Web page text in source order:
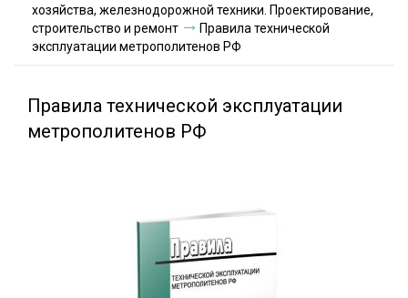
Контакты
хозяйства, железнодорожной техники. Проектирование,
строительство и ремонт
Правила технической
эксплуатации метрополитенов РФ
Правила технической эксплуатации
метрополитенов РФ